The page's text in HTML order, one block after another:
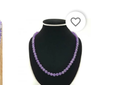
favorite_border